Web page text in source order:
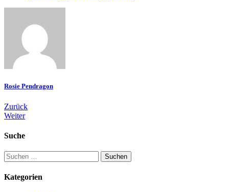
Rosie Pendragon
Beitrags-
Navigation
Zurück
Weiter
Suche
Suche
nach:
Kategorien